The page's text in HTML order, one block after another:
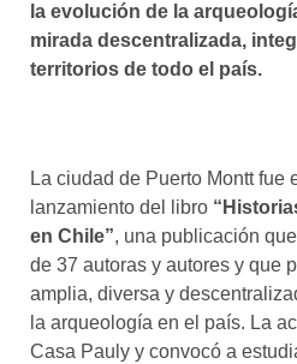
la evolución de la
mirada descentralizada,
territorios de todo el país.
La ciudad de Puerto Montt fue
lanzamiento del libro
en Chile”, una publicación
de 37 autoras y autores y que
amplia, diversa y
la arqueología en el país. La
Casa Pauly y convocó a